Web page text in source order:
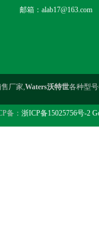
邮箱：alab17@163.com
厂家, Waters沃特世各种型
备： 浙ICP备15025756号-2